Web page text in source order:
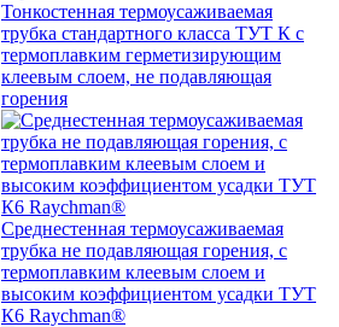
Тонкостенная термоусаживаемая
трубка стандартного класса ТУТ К с
термоплавким герметизирующим
клеевым слоем, не подавляющая
горения
Среднестенная термоусаживаемая
трубка не подавляющая горения, с
термоплавким клеевым слоем и
высоким коэффициентом усадки ТУТ
К6 Raychman®